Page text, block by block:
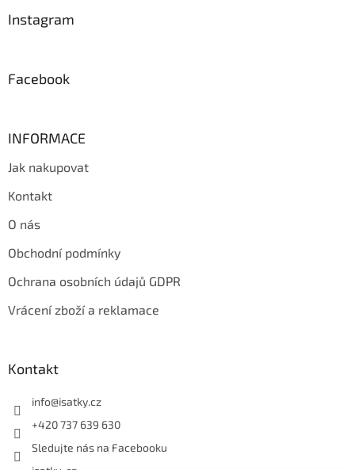
Instagram
Facebook
INFORMACE
Jak nakupovat
Kontakt
O nás
Obchodní podmínky
Ochrana osobních údajů GDPR
Vrácení zboží a reklamace
Kontakt
info@isatky.cz
+420 737 639 630
Sledujte nás na Facebooku